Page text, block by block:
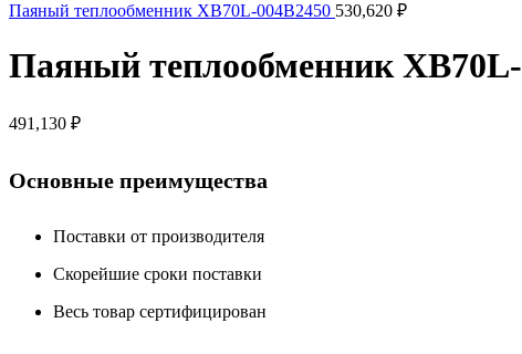
Паяный теплообменник XB70L-004B2450 530,620 ₽
Паяный теплообменник XB70L-
491,130 ₽
Основные преимущества
Поставки от производителя
Скорейшие сроки поставки
Весь товар сертифицирован